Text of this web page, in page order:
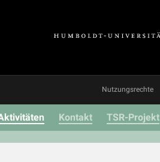
Nutzungsrechte
Kontakt TSR-Projekt